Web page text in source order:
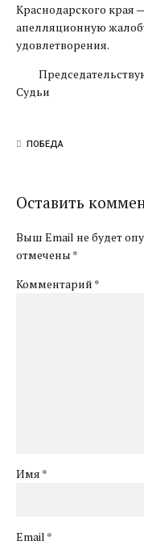
Краснодарского края
апелляционную
удовлетворения.
Судьи
ПОБЕДА
Оставить
Выш Email не будет
отмечены *
Комментарий *
Имя *
Email *